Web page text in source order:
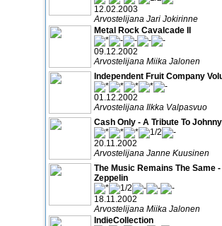
12.02.2003
Arvostelijana Jari Jokirinne
Metal Rock Cavalcade II
09.12.2002
Arvostelijana Miika Jalonen
Independent Fruit Company
01.12.2002
Arvostelijana Ilkka Valpasvuo
Cash Only - A Tribute To
20.11.2002
Arvostelijana Janne Kuusinen
The Music Remains The Same
Zeppelin
18.11.2002
Arvostelijana Miika Jalonen
IndieCollection